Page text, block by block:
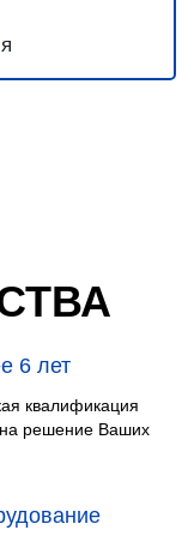
6 лет
квалификация
решение Ваших